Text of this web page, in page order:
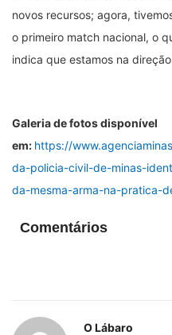
novos recursos; agora,
o primeiro match nacional, o
indica que estamos na
Galeria de fotos disponível
em: https://
da-policia-civil-de-minas-
da-mesma-arma-na-pratica-
Comentários
O Lábaro